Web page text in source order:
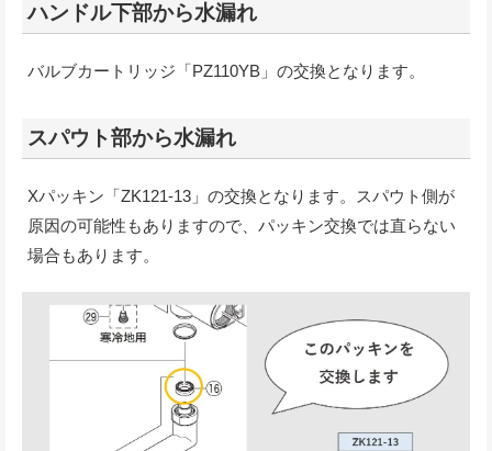
ハンドル下部から水漏れ
バルブカートリッジ「PZ110YB」の交換となります。
スパウト部から水漏れ
Xパッキン「ZK121-13」の交換となります。スパウト側が
原因の可能性もありますので、パッキン交換では直らない
場合もあります。